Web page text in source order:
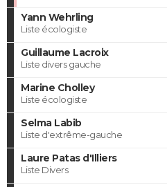
Yann Wehrling
Liste écologiste
Guillaume Lacroix
Liste divers gauche
Marine Cholley
Liste écologiste
Selma Labib
Liste d'extrême-gauche
Laure Patas d'Illiers
Liste Divers